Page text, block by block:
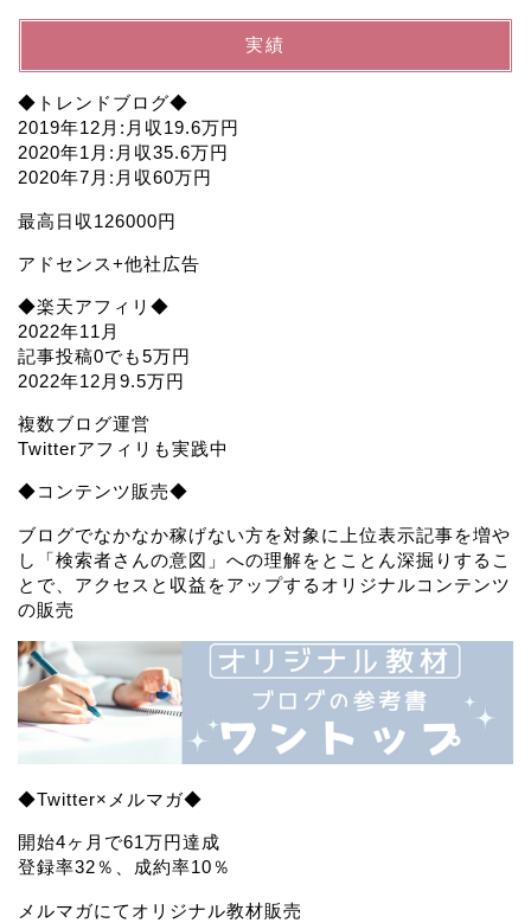
実績
◆トレンドブログ◆
2019年12月:月収19.6万円
2020年1月:月収35.6万円
2020年7月:月収60万円
最高日収126000円
アドセンス+他社広告
◆楽天アフィリ◆
2022年11月
記事投稿0でも5万円
2022年12月9.5万円
複数ブログ運営
Twitterアフィリも実践中
◆コンテンツ販売◆
ブログでなかなか稼げない方を対象に上位表示記事を増や
し「検索者さんの意図」への理解をとことん深掘りするこ
とで、アクセスと収益をアップするオリジナルコンテンツ
の販売
◆Twitter×メルマガ◆
開始4ヶ月で61万円達成
登録率32％、成約率10％
メルマガにてオリジナル教材販売